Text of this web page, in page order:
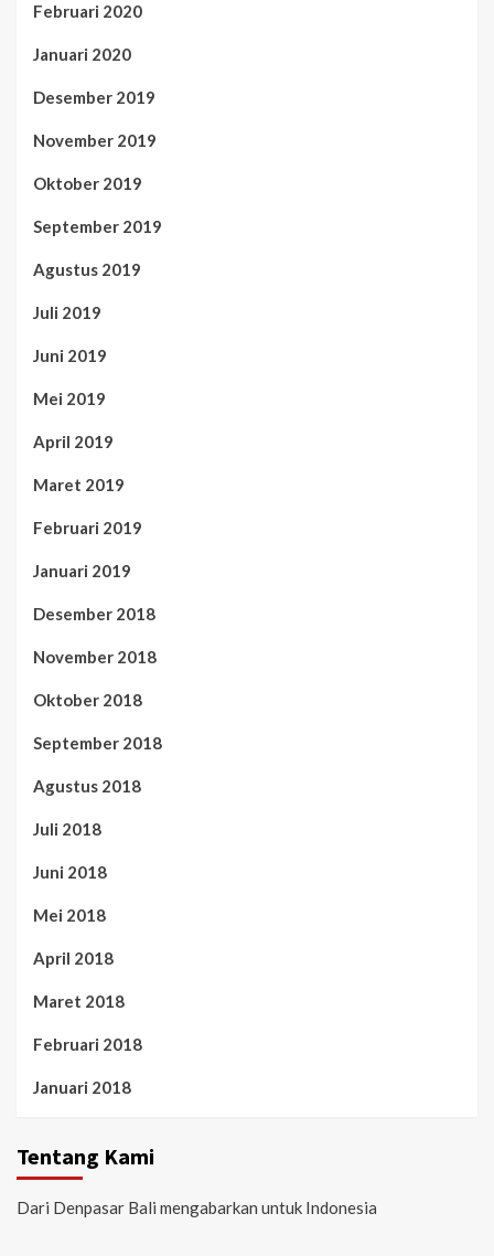
Februari 2020
Januari 2020
Desember 2019
November 2019
Oktober 2019
September 2019
Agustus 2019
Juli 2019
Juni 2019
Mei 2019
April 2019
Maret 2019
Februari 2019
Januari 2019
Desember 2018
November 2018
Oktober 2018
September 2018
Agustus 2018
Juli 2018
Juni 2018
Mei 2018
April 2018
Maret 2018
Februari 2018
Januari 2018
Tentang Kami
Dari Denpasar Bali mengabarkan untuk Indonesia